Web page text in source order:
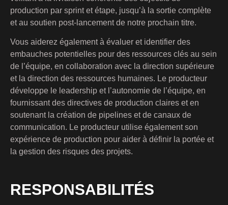
production par sprint et étape, jusqu’à la sortie complète
et au soutien post-lancement de notre prochain titre.
Vous aiderez également à évaluer et identifier des
embauches potentielles pour des ressources clés au sein
de l’équipe, en collaboration avec la direction supérieure
et la direction des ressources humaines. Le producteur
développe le leadership et l’autonomie de l’équipe, en
fournissant des directives de production claires et en
soutenant la création de pipelines et de canaux de
communication. Le producteur utilise également son
expérience de production pour aider à définir la portée et
la gestion des risques des projets.
RESPONSABILITÉS